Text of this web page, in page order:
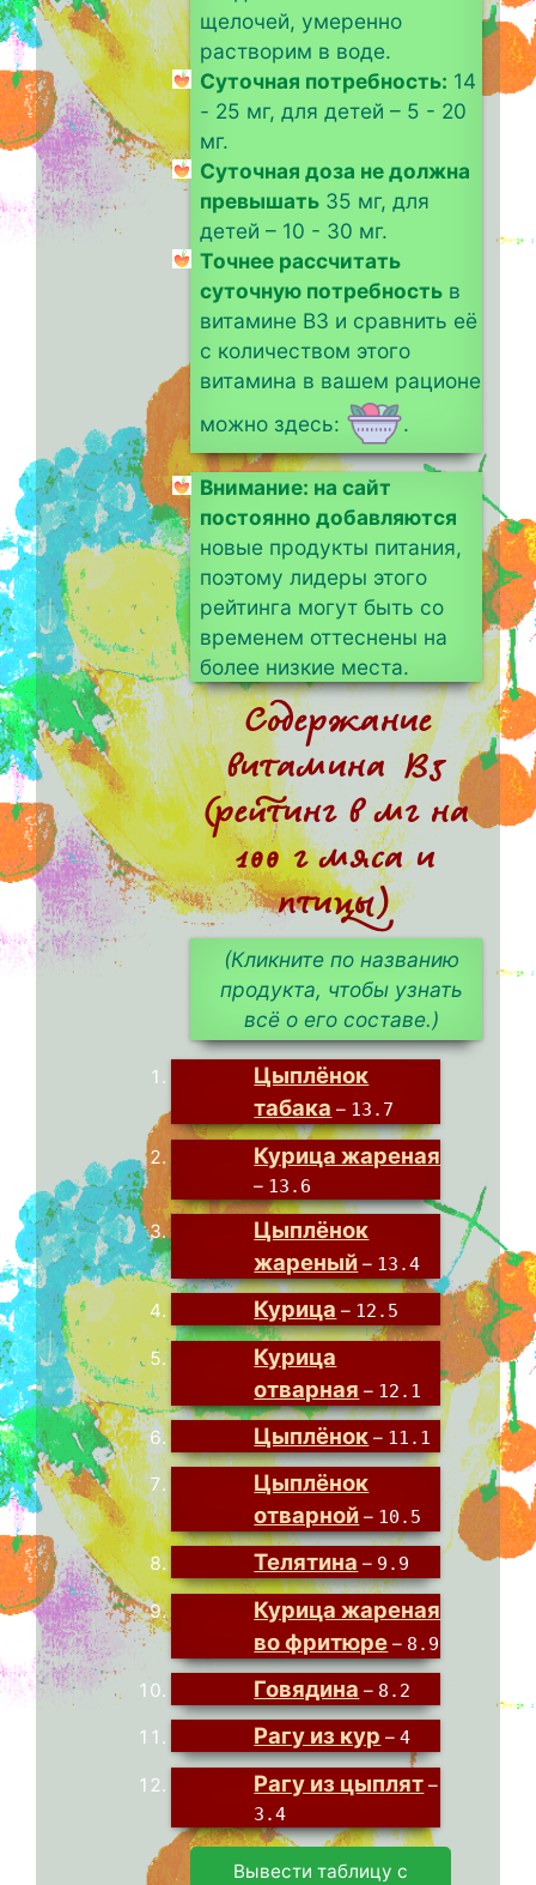
щелочей, умеренно
растворим в воде.
Суточная потребность: 14
- 25 мг, для детей – 5 - 20
мг.
Суточная доза не должна
превышать 35 мг, для
детей – 10 - 30 мг.
Точнее рассчитать
суточную потребность в
витамине B3 и сравнить её
с количеством этого
витамина в вашем рационе
можно здесь:
.
Внимание: на сайт
постоянно добавляются
новые продукты питания,
поэтому лидеры этого
рейтинга могут быть со
временем оттеснены на
более низкие места.
Содержание
витамина B3
(рейтинг в мг на
100 г мяса и
птицы)
(Кликните по названию
продукта, чтобы узнать
всё о его составе.)
Цыплёнок
табака – 13.7
Курица жареная
– 13.6
Цыплёнок
жареный – 13.4
Курица – 12.5
Курица
отварная – 12.1
Цыплёнок – 11.1
Цыплёнок
отварной – 10.5
Телятина – 9.9
Курица жареная
во фритюре – 8.9
Говядина – 8.2
Рагу из кур –4
Рагу из цыплят –
3.4
Вывести таблицу с